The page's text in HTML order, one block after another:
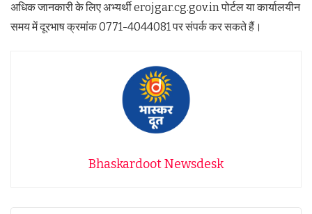
अधिक जानकारी के लिए अभ्यर्थी erojgar.cg.gov.in पोर्टल या कार्यालयीन
समय में दूरभाष क्रमांक 0771-4044081 पर संपर्क कर सकते हैं।
Bhaskardoot Newsdesk